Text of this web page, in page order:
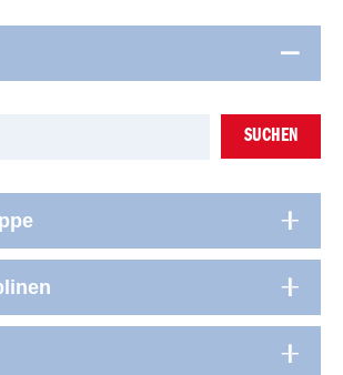
SUCHEN